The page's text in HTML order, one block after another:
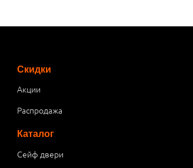
Скидки
Акции
Распродажа
Каталог
Сейф двери